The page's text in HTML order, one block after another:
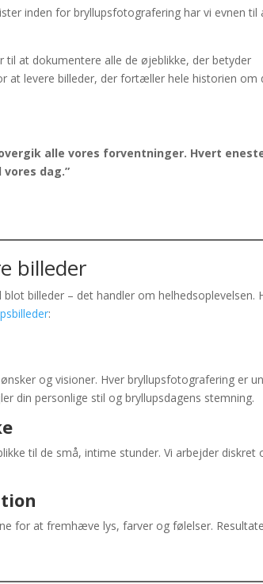
inden for bryllupsfotografering har vi evnen til
at dokumentere alle de øjeblikke, der betyder
at levere billeder, der fortæller hele historien om
alle vores forventninger. Hvert
dag.”
billeder
billeder – det handler om helhedsoplevelsen.
:
og visioner. Hver bryllupsfotografering er
din personlige stil og bryllupsdagens stemning.
til de små, intime stunder. Vi arbejder diskret
for at fremhæve lys, farver og følelser.